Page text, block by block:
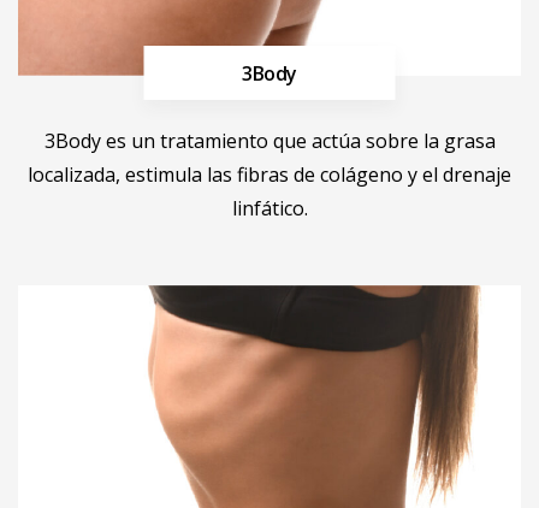
3Body
3Body es un tratamiento que actúa sobre la grasa
localizada, estimula las fibras de colágeno y el drenaje
linfático.